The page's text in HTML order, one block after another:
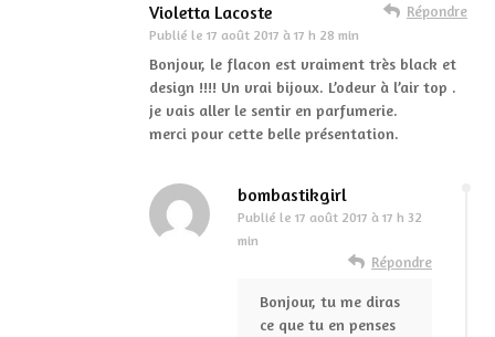
Violetta Lacoste
Publié le 17 août 2017 à 17 h 28 min
Répondre
Bonjour, le flacon est vraiment très black et
design !!!! Un vrai bijoux. L’odeur à l’air top .
je vais aller le sentir en parfumerie.
merci pour cette belle présentation.
bombastikgirl
Publié le 17 août 2017 à 17 h 32
min
Répondre
Bonjour, tu me diras
ce que tu en penses